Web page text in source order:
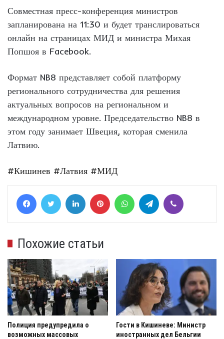
Совместная пресс-конференция министров
запланирована на 11:30 и будет транслироваться
онлайн на страницах МИД и министра Михая
Попшоя в Facebook.
Формат NB8 представляет собой платформу
регионального сотрудничества для решения
актуальных вопросов на региональном и
международном уровне. Председательство NB8 в
этом году занимает Швеция, которая сменила
Латвию.
#Кишинев #Латвия #МИД
FacebookTwitter LinkedIn Pinterest WhatsAppTelegram
Похожие статьи
Полиция предупредила о
возможных массовых
Гости в Кишиневе: Министр
иностранных дел Бельгии